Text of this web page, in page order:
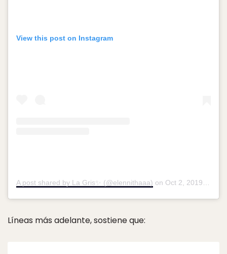
View this post on Instagram
A post shared by La Gris✨ (@elennithaaa) on Oct 2, 2019 at 1:12pm PDT
Líneas más adelante, sostiene que: